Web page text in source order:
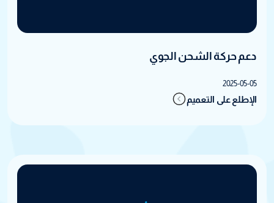
دعم حركة الشحن الجوي
2025-05-05
الإطلع على التعميم